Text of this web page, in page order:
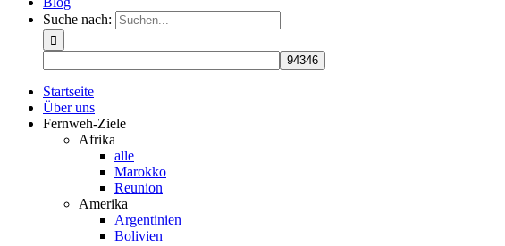
Suche nach:
Startseite
Über uns
Fernweh-Ziele
Afrika
alle
Marokko
Reunion
Amerika
Argentinien
Bolivien